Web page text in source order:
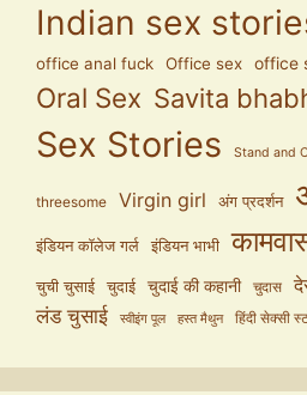
Indian sex
office anal fuck Office sex office
Oral Sex Savita
Sex Stories Stand and
threesome Virgin girl अंग प्रदर्शन
इंडियन कॉलेज गर्ल इंडियन भाभी
चुची चुसाई चुदाई चुदाई की कहानी चुदास
लंड चुसाई स्वीइंग पूल हस्त मैथुन हिंदी सेक्सी